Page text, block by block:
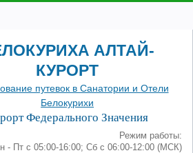
АЛТАЙ-
КУРОРТ
путевок в Санатории и Отели
Белокурихи
Федерального Значения
Режим работы:
- Пт с 05:00-16:00; Сб с 06:00-12:00 (МСК)